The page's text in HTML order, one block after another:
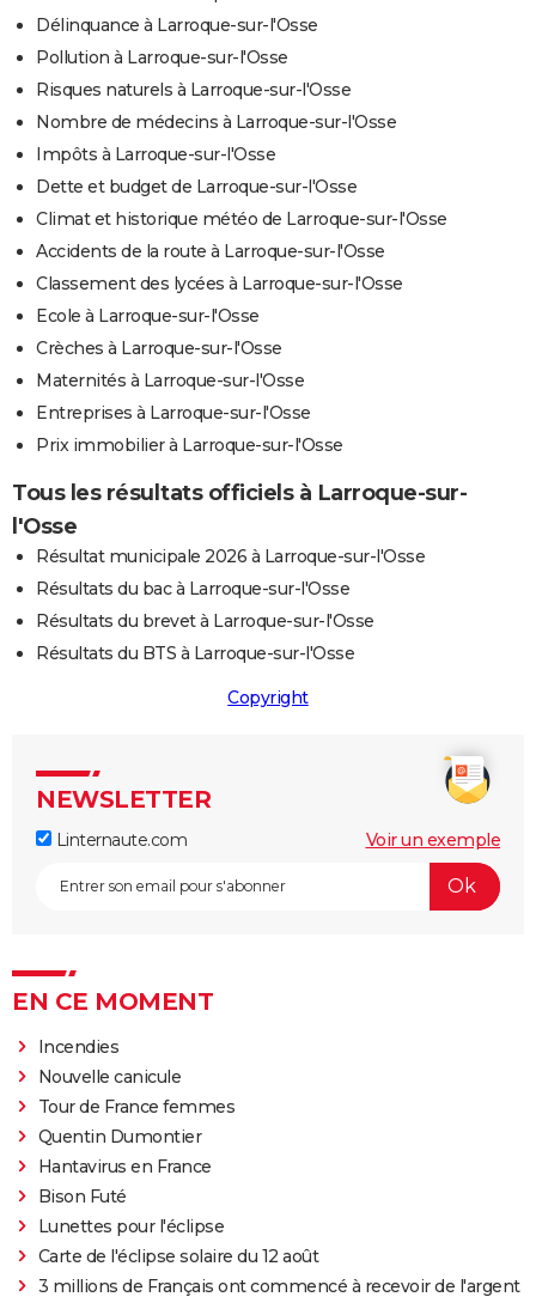
Délinquance à Larroque-sur-l'Osse
Pollution à Larroque-sur-l'Osse
Risques naturels à Larroque-sur-l'Osse
Nombre de médecins à Larroque-sur-l'Osse
Impôts à Larroque-sur-l'Osse
Dette et budget de Larroque-sur-l'Osse
Climat et historique météo de Larroque-sur-l'Osse
Accidents de la route à Larroque-sur-l'Osse
Classement des lycées à Larroque-sur-l'Osse
Ecole à Larroque-sur-l'Osse
Crèches à Larroque-sur-l'Osse
Maternités à Larroque-sur-l'Osse
Entreprises à Larroque-sur-l'Osse
Prix immobilier à Larroque-sur-l'Osse
Tous les résultats officiels à Larroque-sur-
l'Osse
Résultat municipale 2026 à Larroque-sur-l'Osse
Résultats du bac à Larroque-sur-l'Osse
Résultats du brevet à Larroque-sur-l'Osse
Résultats du BTS à Larroque-sur-l'Osse
Copyright
NEWSLETTER
Linternaute.com Voir un exemple
EN CE MOMENT
Incendies
Nouvelle canicule
Tour de France femmes
Quentin Dumontier
Hantavirus en France
Bison Futé
Lunettes pour l'éclipse
Carte de l'éclipse solaire du 12 août
3 millions de Français ont commencé à recevoir de l'argent